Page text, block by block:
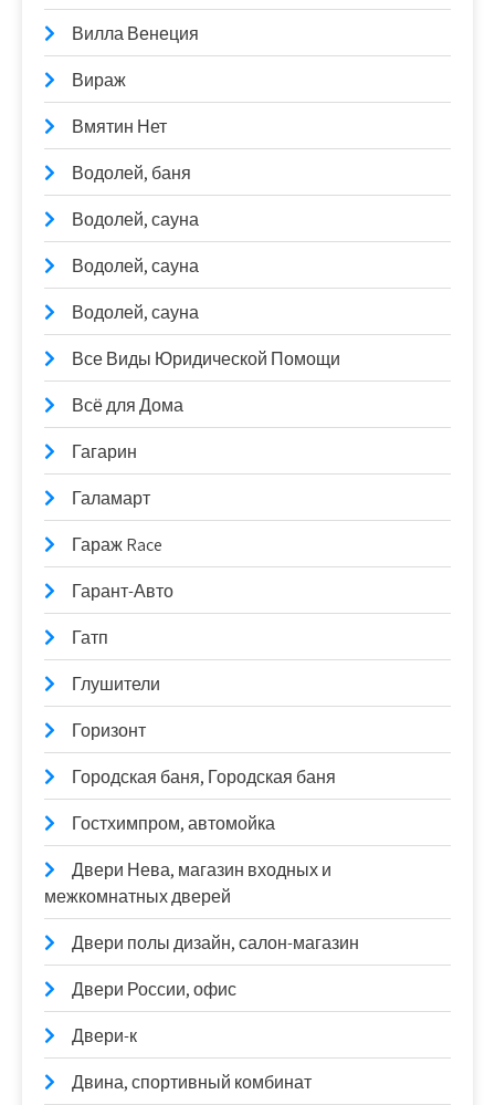
Вилла Венеция
Вираж
Вмятин Нет
Водолей, баня
Водолей, сауна
Водолей, сауна
Водолей, сауна
Все Виды Юридической Помощи
Всё для Дома
Гагарин
Галамарт
Гараж Race
Гарант-Авто
Гатп
Глушители
Горизонт
Городская баня, Городская баня
Гостхимпром, автомойка
Двери Нева, магазин входных и
межкомнатных дверей
Двери полы дизайн, салон-магазин
Двери России, офис
Двери-к
Двина, спортивный комбинат